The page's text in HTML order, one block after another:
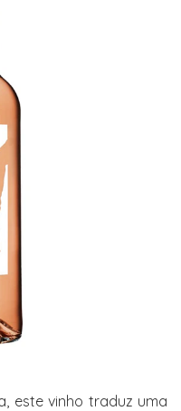
este vinho traduz uma